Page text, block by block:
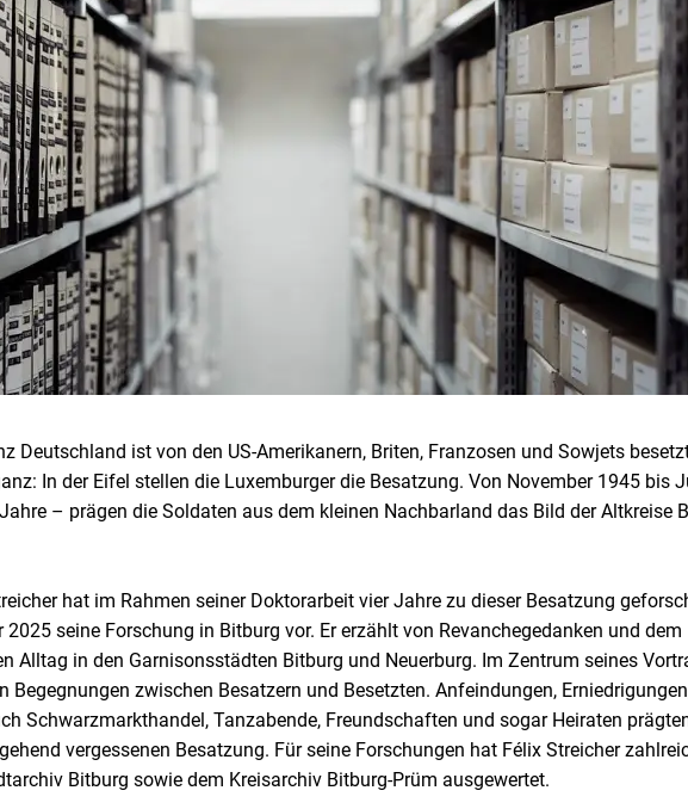
Deutschland ist von den US-Amerikanern, Briten, Franzosen und Sowjets
In der Eifel stellen die Luxemburger die Besatzung. Von November 1945 bis
– prägen die Soldaten aus dem kleinen Nachbarland das Bild der Altkreise
hat im Rahmen seiner Doktorarbeit vier Jahre zu dieser Besatzung
seine Forschung in Bitburg vor. Er erzählt von Revanchegedanken und dem
Alltag in den Garnisonsstädten Bitburg und Neuerburg. Im Zentrum seines
Begegnungen zwischen Besatzern und Besetzten. Anfeindungen,
Schwarzmarkthandel, Tanzabende, Freundschaften und sogar Heiraten
vergessenen Besatzung. Für seine Forschungen hat Félix Streicher
Bitburg sowie dem Kreisarchiv Bitburg-Prüm ausgewertet.